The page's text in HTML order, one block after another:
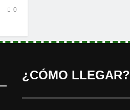
0
¿CÓMO LLEGAR?